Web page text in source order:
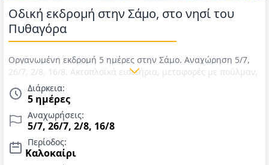
Οδική εκδρομή στην Σάμο, στο νησί του
Πυθαγόρα
Οργανωμένη εκδρομή 5 ημέρες στην Σάμο. Αναχώρηση 5/7,
26/7, 2/8, 16/8. Ακτοπλοϊκά εισιτήρια, μεταφορές με πούλμαν,
διαμονή σε ξενοδοχείο 4*, 4 πρωινά & αρχηγός/συνοδός.
Τιμές για Καλοκαίρι 2026.
Διάρκεια:
5 ημέρες
Αναχωρήσεις:
5/7, 26/7, 2/8, 16/8
Περίοδος:
Καλοκαίρι